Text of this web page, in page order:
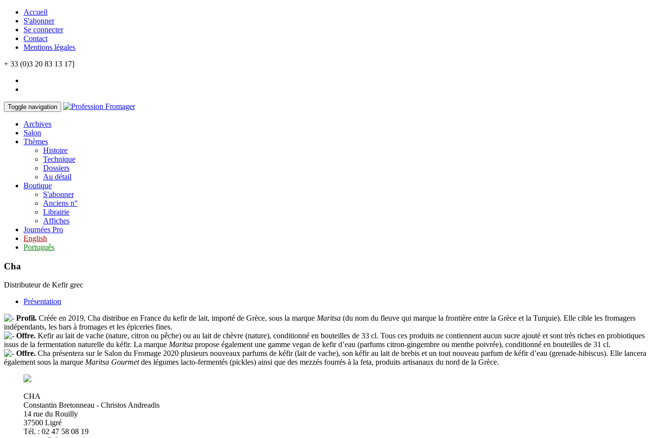
Accueil
S'abonner
Se connecter
Contact
Mentions légales
+ 33 (0)3 20 83 13 17]
Toggle navigation
Archives
Salon
Thèmes
Histoire
Technique
Dossiers
Au détail
Boutique
S'abonner
Anciens n°
Librairie
Affiches
Journées Pro
English
Português
Cha
Distributeur de Kefir grec
Présentation
Profil. Créée en 2019, Cha distribue en France du kefir de lait, importé de Grèce, sous la marque Maritsa (du nom du fleuve qui marque la frontière entre la Grèce et la Turquie). Elle cible les fromagers
indépendants, les bars à fromages et les épiceries fines.
Offre. Kefir au lait de vache (nature, citron ou pêche) ou au lait de chèvre (nature), conditionné en bouteilles de 33 cl. Tous ces produits ne contiennent aucun sucre ajouté et sont très riches en probiotiques
issus de la fermentation naturelle du kéfir. La marque Maritsa propose également une gamme vegan de kefir d’eau (parfums citron-gingembre ou menthe poivrée), conditionné en bouteilles de 31 cl.
Offre. Cha présentera sur le Salon du Fromage 2020 plusieurs nouveaux parfums de kéfir (lait de vache), son kéfir au lait de brebis et un tout nouveau parfum de kéfir d’eau (grenade-hibiscus). Elle lancera
également sous la marque Maritsa Gourmetdes légumes lacto-fermentés (pickles) ainsi que des mezzés fourrés à la feta, produits artisanaux du nord de la Grèce.
CHA
Constantin Bretonneau - Christos Andreadis
14 rue du Rouilly
37500 Ligré
Tél. : 02 47 58 08 19